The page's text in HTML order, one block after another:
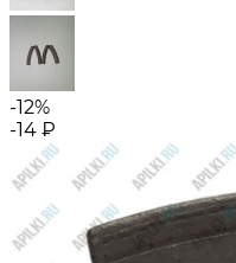
-12%
-14 ₽